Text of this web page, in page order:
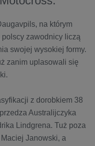
na którym
polscy zawodnicy liczą
swojej wysokiej formy.
zanim uplasowali się
z dorobkiem 38
Australijczyka
Lindgrena. Tuż poza
Janowski, a